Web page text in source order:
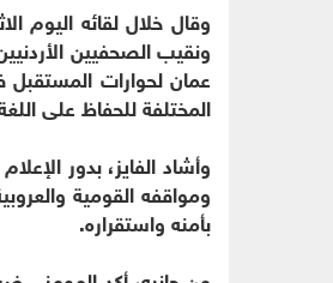
وقال خلال لقائه اليوم
ونقيب الصحفيين
عمان لحوارات المستقبل
المختلفة للحفاظ على
وأشاد الفايز، بدور
ومواقفه القومية
بأمنه واستقراره.